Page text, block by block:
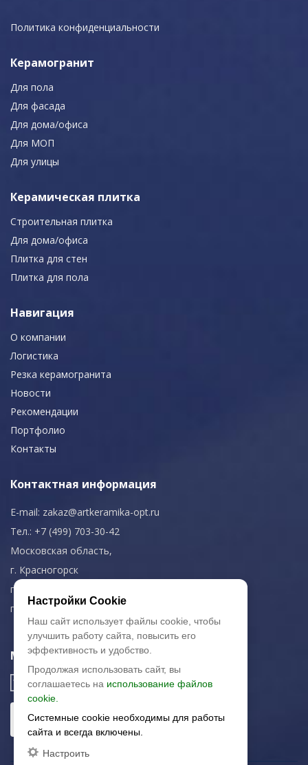
Политика конфиденциальности
Керамогранит
Для пола
Для фасада
Для дома/офиса
Для МОП
Для улицы
Керамическая плитка
Строительная плитка
Для дома/офиса
Плитка для стен
Плитка для пола
Навигация
О компании
Логистика
Резка керамогранита
Новости
Рекомендации
Портфолио
Контакты
Контактная информация
E-mail: zakaz@artkeramika-opt.ru
Тел.: +7 (499) 703-30-42
Московская область,
г. Красногорск
пн-чт: 09.00-18.00
пт: 09.00-17.00
Мы в соц. сетях
Настройки Cookie
Наш сайт использует файлы cookie, чтобы
улучшить работу сайта, повысить его
эффективность и удобство.
Продолжая использовать сайт, вы
соглашаетесь на использование файлов
cookie.
Системные cookie необходимы для работы
сайта и всегда включены.
Настроить